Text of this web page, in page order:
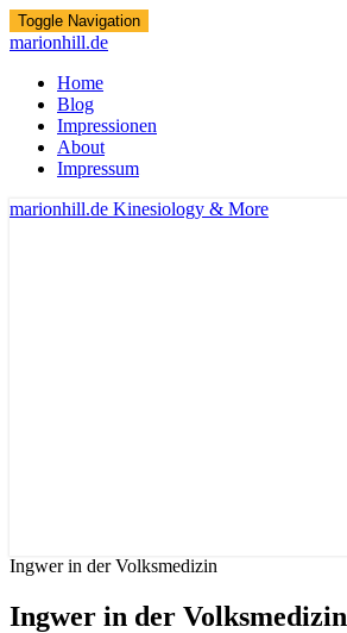
Toggle Navigation
marionhill.de
Home
Blog
Impressionen
About
Impressum
marionhill.de Kinesiology & More
Ingwer in der Volksmedizin
Ingwer in der Volksmedizin